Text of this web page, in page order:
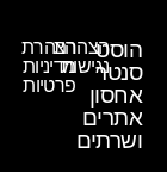
הצהרת
מדיניות
פרטיות
הצהרת
נגישות
הוסט
סנטר
אחסון
אתרים
ושרתים